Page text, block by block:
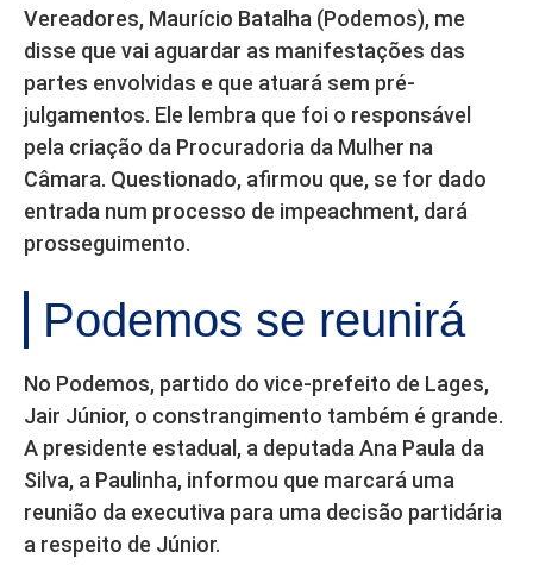
Vereadores, Maurício Batalha (Podemos), me
disse que vai aguardar as manifestações das
partes envolvidas e que atuará sem pré-
julgamentos. Ele lembra que foi o responsável
pela criação da Procuradoria da Mulher na
Câmara. Questionado, afirmou que, se for dado
entrada num processo de impeachment, dará
prosseguimento.
Podemos se reunirá
No Podemos, partido do vice-prefeito de Lages,
Jair Júnior, o constrangimento também é grande.
A presidente estadual, a deputada Ana Paula da
Silva, a Paulinha, informou que marcará uma
reunião da executiva para uma decisão partidária
a respeito de Júnior.